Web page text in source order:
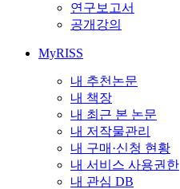
연구보고서
공개강의
MyRISS
내 추천논문
내 책장
내 최근 본 논문
내 저작물관리
내 구매·신청 현황
내 서비스 사용권한
내 관심 DB